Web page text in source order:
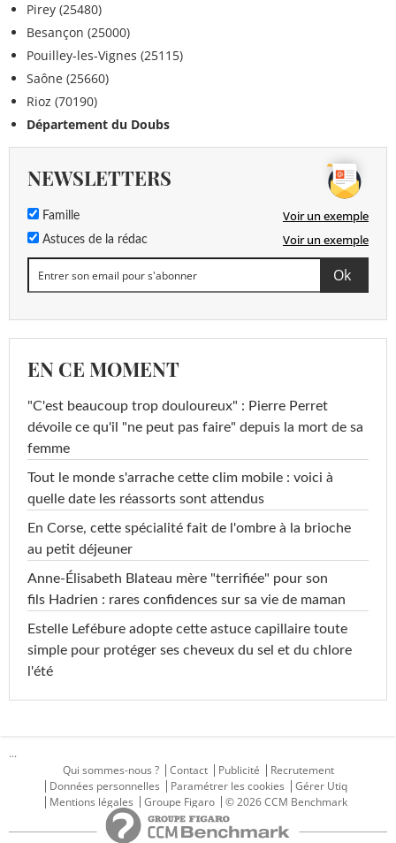
Pirey (25480)
Besançon (25000)
Pouilley-les-Vignes (25115)
Saône (25660)
Rioz (70190)
Département du Doubs
NEWSLETTERS
Famille Voir un exemple
Astuces de la rédac Voir un exemple
EN CE MOMENT
"C'est beaucoup trop douloureux" : Pierre Perret
dévoile ce qu'il "ne peut pas faire" depuis la mort de sa
femme
Tout le monde s'arrache cette clim mobile : voici à
quelle date les réassorts sont attendus
En Corse, cette spécialité fait de l'ombre à la brioche
au petit déjeuner
Anne-Élisabeth Blateau mère "terrifiée" pour son
fils Hadrien : rares confidences sur sa vie de maman
Estelle Lefébure adopte cette astuce capillaire toute
simple pour protéger ses cheveux du sel et du chlore
l'été
...
Qui sommes-nous ?
Contact Publicité
Recrutement
Données personnelles
Paramétrer les cookies
Gérer Utiq
Mentions légales
Groupe Figaro © 2026 CCM Benchmark